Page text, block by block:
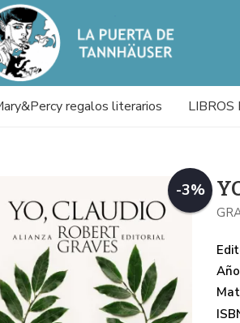
regalos literarios LIBROS
-3%